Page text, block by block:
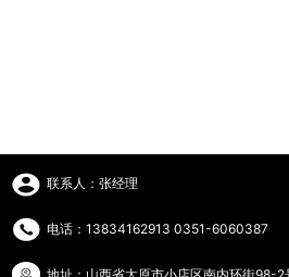
联系人：张经理
电话：13834162913 0351-6060387